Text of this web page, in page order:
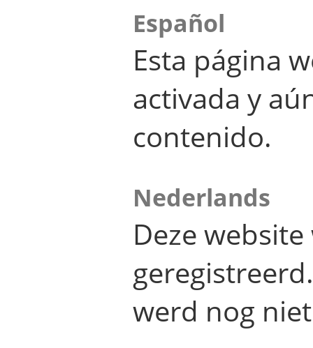
Español
Esta página
activada y
contenido.
Nederlands
Deze
werd nog